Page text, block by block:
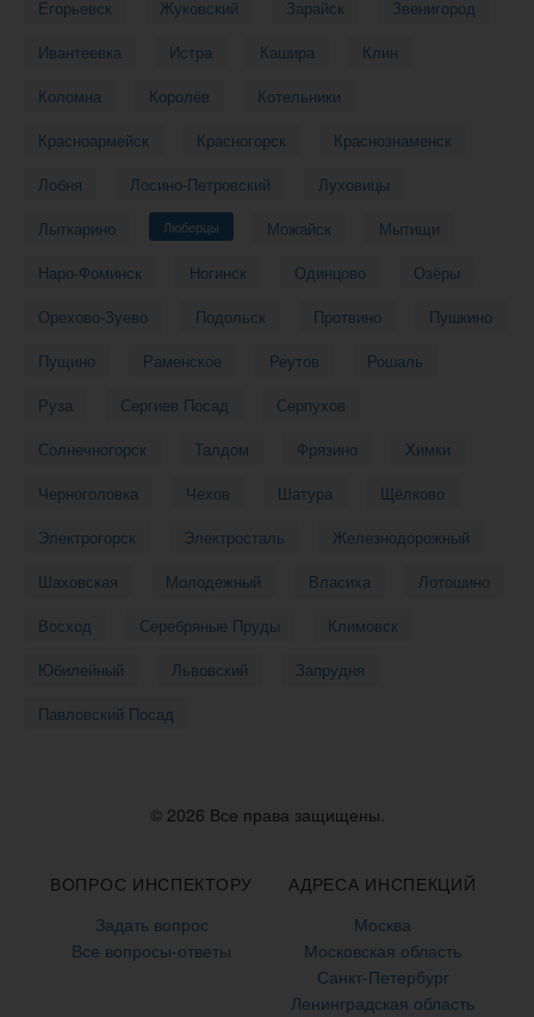
Егорьевск
Жуковский Зарайск
Звенигород
Ивантеевка
Истра Кашира
Клин
Коломна
Королёв
Котельники
Красноармейск
Красногорск
Краснознаменск
Лобня
Лосино-Петровский
Луховицы
Лыткарино
Люберцы Можайск
Мытищи
Наро-Фоминск
Ногинск Одинцово
Озёры
Орехово-Зуево
Подольск Протвино
Пушкино
Пущино
Раменское Реутов
Рошаль
Руза
Сергиев Посад
Серпухов
Солнечногорск
Талдом Фрязино
Химки
Черноголовка
Чехов Шатура
Щёлково
Электрогорск
Электросталь
Железнодорожный
Шаховская
Молодежный Власиха
Лотошино
Восход
Серебряные Пруды
Климовск
Юбилейный
Львовский
Запрудня
Павловский Посад
© 2026 Все права защищены.
ВОПРОС ИНСПЕКТОРУ
Задать вопрос
Все вопросы-ответы
АДРЕСА ИНСПЕКЦИЙ
Москва
Московская область
Санкт-Петербург
Ленинградская область